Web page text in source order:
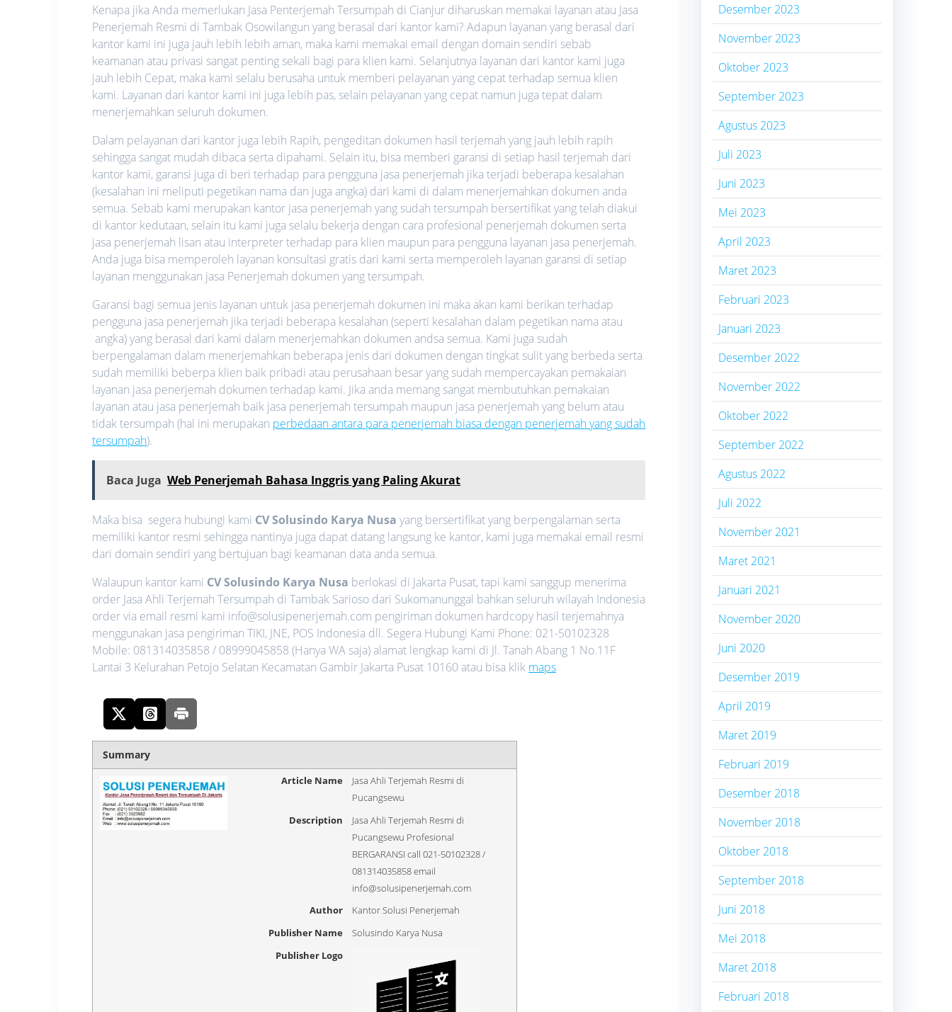
Kenapa jika Anda memerlukan Jasa Penterjemah Tersumpah di Cianjur diharuskan memakai layanan atau Jasa
Penerjemah Resmi di Tambak Osowilangun yang berasal dari kantor kami? Adapun layanan yang berasal dari
kantor kami ini juga jauh lebih lebih aman, maka kami memakai email dengan domain sendiri sebab
keamanan atau privasi sangat penting sekali bagi para klien kami. Selanjutnya layanan dari kantor kami juga
jauh lebih Cepat, maka kami selalu berusaha untuk memberi pelayanan yang cepat terhadap semua klien
kami. Layanan dari kantor kami ini juga lebih pas, selain pelayanan yang cepat namun juga tepat dalam
menerjemahkan seluruh dokumen.
Dalam pelayanan dari kantor juga lebih Rapih, pengeditan dokumen hasil terjemah yang jauh lebih rapih
sehingga sangat mudah dibaca serta dipahami. Selain itu, bisa memberi garansi di setiap hasil terjemah dari
kantor kami, garansi juga di beri terhadap para pengguna jasa penerjemah jika terjadi beberapa kesalahan
(kesalahan ini meliputi pegetikan nama dan juga angka) dari kami di dalam menerjemahkan dokumen anda
semua. Sebab kami merupakan kantor jasa penerjemah yang sudah tersumpah bersertifikat yang telah diakui
di kantor kedutaan, selain itu kami juga selalu bekerja dengan cara profesional penerjemah dokumen serta
jasa penerjemah lisan atau interpreter terhadap para klien maupun para pengguna layanan jasa penerjemah.
Anda juga bisa memperoleh layanan konsultasi gratis dari kami serta memperoleh layanan garansi di setiap
layanan menggunakan jasa Penerjemah dokumen yang tersumpah.
Garansi bagi semua jenis layanan untuk jasa penerjemah dokumen ini maka akan kami berikan terhadap
pengguna jasa penerjemah jika terjadi beberapa kesalahan (seperti kesalahan dalam pegetikan nama atau
angka) yang berasal dari kami dalam menerjemahkan dokumen andsa semua. Kami juga sudah
berpengalaman dalam menerjemahkan beberapa jenis dari dokumen dengan tingkat sulit yang berbeda serta
sudah memiliki beberpa klien baik pribadi atau perusahaan besar yang sudah mempercayakan pemakaian
layanan jasa penerjemah dokumen terhadap kami. Jika anda memang sangat membutuhkan pemakaian
layanan atau jasa penerjemah baik jasa penerjemah tersumpah maupun jasa penerjemah yang belum atau
tidak tersumpah (hal ini merupakan perbedaan antara para penerjemah biasa dengan penerjemah yang sudah
tersumpah).
Baca Juga Web Penerjemah Bahasa Inggris yang Paling Akurat
Maka bisa segera hubungi kami CV Solusindo Karya Nusa yang bersertifikat yang berpengalaman serta
memiliki kantor resmi sehingga nantinya juga dapat datang langsung ke kantor, kami juga memakai email resmi
dari domain sendiri yang bertujuan bagi keamanan data anda semua.
Walaupun kantor kami CV Solusindo Karya Nusa berlokasi di Jakarta Pusat, tapi kami sanggup menerima
order Jasa Ahli Terjemah Tersumpah di Tambak Sarioso dari Sukomanunggal bahkan seluruh wilayah Indonesia
order via email resmi kami info@solusipenerjemah.com pengiriman dokumen hardcopy hasil terjemahnya
menggunakan jasa pengiriman TIKI, JNE, POS Indonesia dll. Segera Hubungi Kami Phone: 021-50102328
Mobile: 081314035858 / 08999045858 (Hanya WA saja) alamat lengkap kami di Jl. Tanah Abang 1 No.11F
Lantai 3 Kelurahan Petojo Selatan Kecamatan Gambir Jakarta Pusat 10160 atau bisa klik maps
Summary
Article Name
Jasa Ahli Terjemah Resmi di
Pucangsewu
Description
Jasa Ahli Terjemah Resmi di
Pucangsewu Profesional
BERGARANSI call 021-50102328 /
081314035858 email
info@solusipenerjemah.com
Author
Kantor Solusi Penerjemah
Publisher Name
Solusindo Karya Nusa
Publisher Logo
Desember 2023
November 2023
Oktober 2023
September 2023
Agustus 2023
Juli 2023
Juni 2023
Mei 2023
April 2023
Maret 2023
Februari 2023
Januari 2023
Desember 2022
November 2022
Oktober 2022
September 2022
Agustus 2022
Juli 2022
November 2021
Maret 2021
Januari 2021
November 2020
Juni 2020
Desember 2019
April 2019
Maret 2019
Februari 2019
Desember 2018
November 2018
Oktober 2018
September 2018
Juni 2018
Mei 2018
Maret 2018
Februari 2018